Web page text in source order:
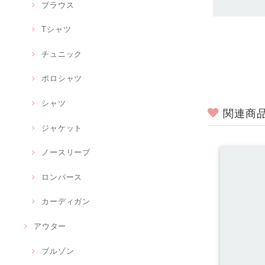
ブラウス
Tシャツ
チュニック
ポロシャツ
シャツ
ジャケット
ノースリーブ
ロンパース
カーディガン
アウター
ブルゾン
関連商